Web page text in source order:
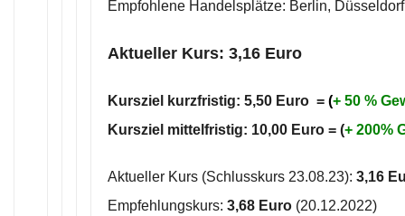
Empfohlene Handelsplätze: Berlin, Düsseldorf
Aktueller Kurs: 3,16 Euro
Kursziel kurzfristig: 5,50 Euro = (+ 50 %
Kursziel mittelfristig: 10,00 Euro = (+ 200%
Aktueller Kurs (Schlusskurs 23.08.23): 3,16
Empfehlungskurs: 3,68 Euro (20.12.2022)